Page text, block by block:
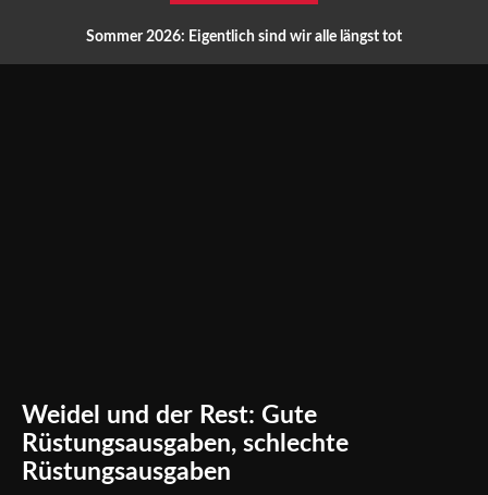
Sommer 2026: Eigentlich sind wir alle längst tot
Weidel und der Rest: Gute
Rüstungsausgaben, schlechte
Rüstungsausgaben